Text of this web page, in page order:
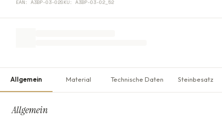
EAN: A3BP-03-02SKU: A3BP-03-02_52
Allgemein Material Technische Daten Steinbesatz
Allgemein